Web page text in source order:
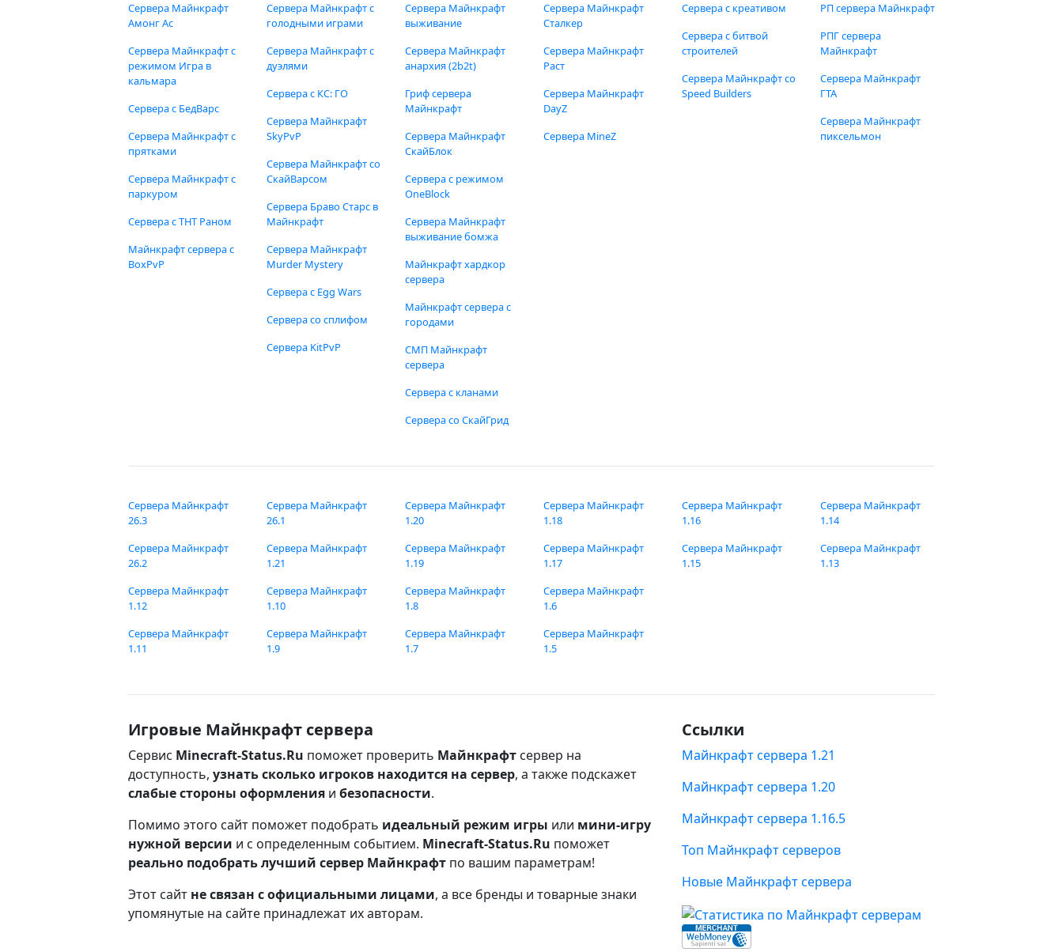
Сервера Майнкрафт
Амонг Ас
Сервера Майнкрафт с
режимом Игра в
кальмара
Сервера с БедВарс
Сервера Майнкрафт с
прятками
Сервера Майнкрафт с
паркуром
Сервера с ТНТ Раном
Майнкрафт сервера с
BoxPvP
Сервера Майнкрафт с
голодными играми
Сервера Майнкрафт с
дуэлями
Сервера с КС: ГО
Сервера Майнкрафт
SkyPvP
Сервера Майнкрафт со
СкайВарсом
Сервера Браво Старс в
Майнкрафт
Сервера Майнкрафт
Murder Mystery
Сервера с Egg Wars
Сервера со сплифом
Сервера KitPvP
Сервера Майнкрафт
выживание
Сервера Майнкрафт
анархия (2b2t)
Гриф сервера
Майнкрафт
Сервера Майнкрафт
СкайБлок
Сервера с режимом
OneBlock
Сервера Майнкрафт
выживание бомжа
Майнкрафт хардкор
сервера
Майнкрафт сервера с
городами
СМП Майнкрафт
сервера
Сервера с кланами
Сервера со СкайГрид
Сервера Майнкрафт
Сталкер
Сервера Майнкрафт
Раст
Сервера Майнкрафт
DayZ
Сервера MineZ
Сервера с креативом
Сервера с битвой
строителей
Сервера Майнкрафт со
Speed Builders
РП сервера Майнкрафт
РПГ сервера
Майнкрафт
Сервера Майнкрафт
ГТА
Сервера Майнкрафт
пиксельмон
Сервера Майнкрафт
26.3
Сервера Майнкрафт
26.2
Сервера Майнкрафт
26.1
Сервера Майнкрафт
1.21
Сервера Майнкрафт
1.20
Сервера Майнкрафт
1.19
Сервера Майнкрафт
1.18
Сервера Майнкрафт
1.17
Сервера Майнкрафт
1.16
Сервера Майнкрафт
1.15
Сервера Майнкрафт
1.14
Сервера Майнкрафт
1.13
Сервера Майнкрафт
1.12
Сервера Майнкрафт
1.11
Сервера Майнкрафт
1.10
Сервера Майнкрафт
1.9
Сервера Майнкрафт
1.8
Сервера Майнкрафт
1.7
Сервера Майнкрафт
1.6
Сервера Майнкрафт
1.5
Игровые Майнкрафт сервера
Сервис Minecraft-Status.Ru поможет проверить Майнкрафт сервер на
доступность, узнать сколько игроков находится на сервер, а также подскажет
слабые стороны оформления и безопасности.
Помимо этого сайт поможет подобрать идеальный режим игры или мини-игру
нужной версии и с определенным событием. Minecraft-Status.Ru поможет
реально подобрать лучший сервер Майнкрафт по вашим параметрам!
Этот сайт не связан с официальными лицами, а все бренды и товарные знаки
упомянутые на сайте принадлежат их авторам.
Ссылки
Майнкрафт сервера 1.21
Майнкрафт сервера 1.20
Майнкрафт сервера 1.16.5
Топ Майнкрафт серверов
Новые Майнкрафт сервера